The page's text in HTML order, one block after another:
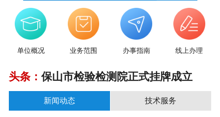
单位概况 业务范围 办事指南 线上办理
头条： 保山市检验检测院正式挂牌成立
新闻动态 技术服务